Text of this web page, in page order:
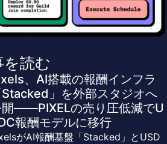
を読む
、AI搭載の報酬インフラ
Stacked」を外部スタジオへ
開——PIXELの売り圧低減でU
報酬モデルに移行
がAI報酬基盤「Stacked」とUSD